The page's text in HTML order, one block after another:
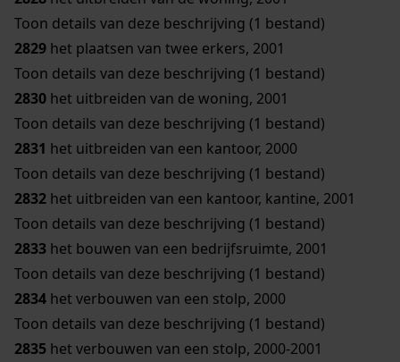
Toon details van deze beschrijving (1 bestand)
2829 het plaatsen van twee erkers, 2001
Toon details van deze beschrijving (1 bestand)
2830 het uitbreiden van de woning, 2001
Toon details van deze beschrijving (1 bestand)
2831 het uitbreiden van een kantoor, 2000
Toon details van deze beschrijving (1 bestand)
2832 het uitbreiden van een kantoor, kantine, 2001
Toon details van deze beschrijving (1 bestand)
2833 het bouwen van een bedrijfsruimte, 2001
Toon details van deze beschrijving (1 bestand)
2834 het verbouwen van een stolp, 2000
Toon details van deze beschrijving (1 bestand)
2835 het verbouwen van een stolp, 2000-2001